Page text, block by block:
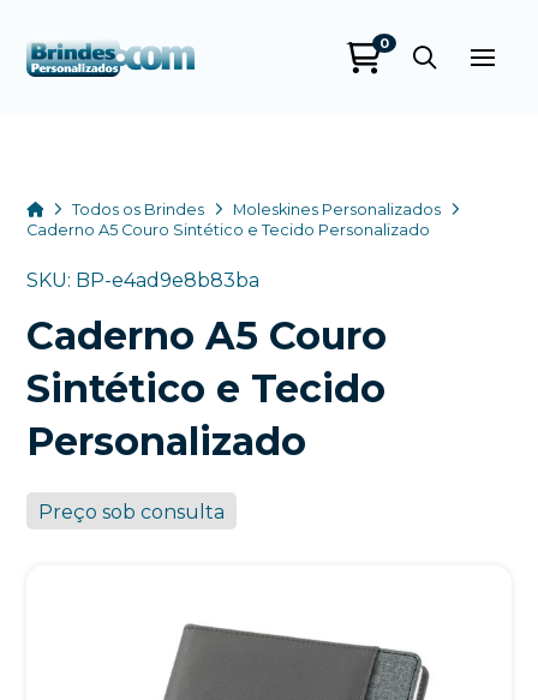
0
HomeTodos os Brindes
Moleskines Personalizados
Caderno A5 Couro Sintético e Tecido Personalizado
SKU: BP-e4ad9e8b83ba
Caderno A5 Couro
Sintético e Tecido
Personalizado
Preço sob consulta
Eu concordo em receber comunicações.
A nossa empresa está comprometida a proteger e respeitar